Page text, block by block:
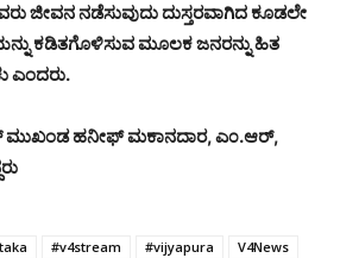
ಜೀವನ ನಡೆಸುವುದು ದುಸ್ತರವಾಗಿದ ಕೂಡಲೇ
ಕಡಿತಗೊಳಿಸುವ ಮೂಲಕ ಜನರನ್ನು ಹಿತ
ಎಂದರು.
ಮುಖಂಡ ಹನೀಫ್ ಮಕಾನದಾರ, ಎ೦.ಆರ್,
#v4stream #vijyapura V4News